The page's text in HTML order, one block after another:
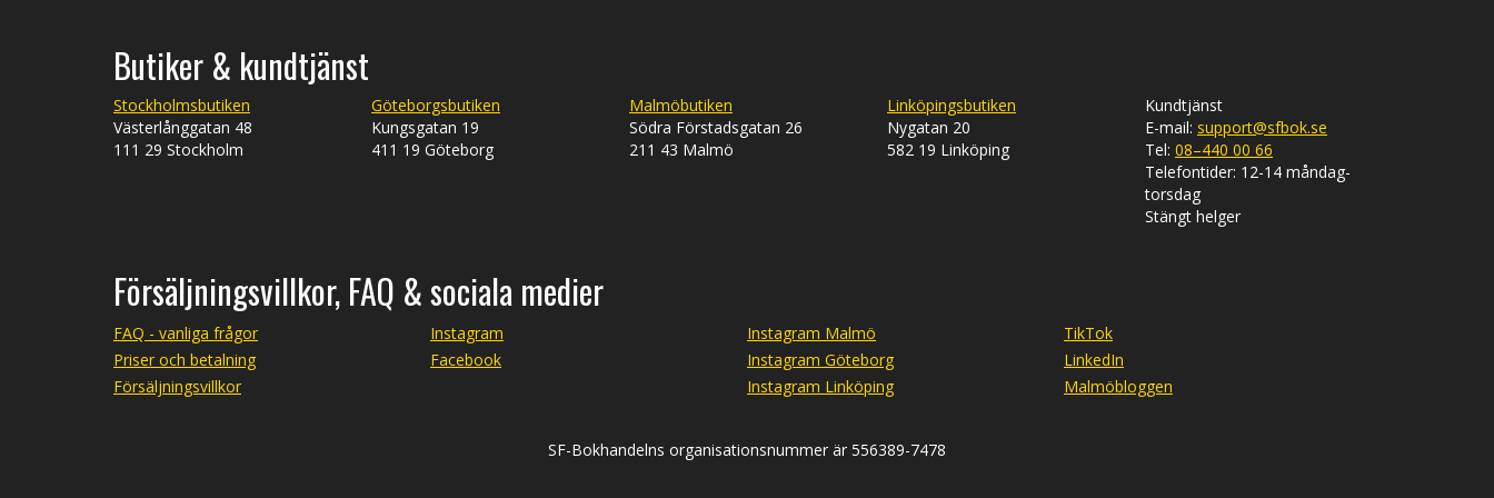
Butiker & kundtjänst
Stockholmsbutiken
Västerlånggatan 48
111 29 Stockholm
Göteborgsbutiken
Kungsgatan 19
411 19 Göteborg
Malmöbutiken
Södra Förstadsgatan 26
211 43 Malmö
Linköpingsbutiken
Nygatan 20
582 19 Linköping
Kundtjänst
E-mail: support@sfbok.se
Tel: 08–440 00 66
Telefontider: 12-14 måndag-
torsdag
Stängt helger
Försäljningsvillkor, FAQ & sociala medier
FAQ - vanliga frågor
Priser och betalning
Försäljningsvillkor
Instagram
Facebook
Instagram Malmö
Instagram Göteborg
Instagram Linköping
TikTok
LinkedIn
Malmöbloggen
SF-Bokhandelns organisationsnummer är 556389-7478